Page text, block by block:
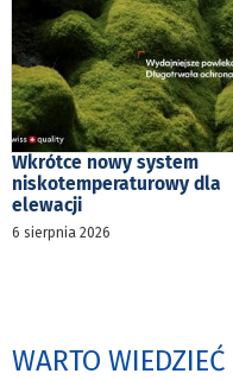
Wkrótce nowy system
niskotemperaturowy dla
elewacji
6 sierpnia 2026
WARTO WIEDZIEĆ